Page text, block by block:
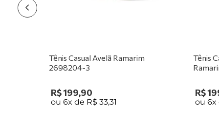
Tênis Casual Avelã Ramarim
2698204-3
R$199,90
ou6x de R$ 33,31
Tênis
R$
ou6x